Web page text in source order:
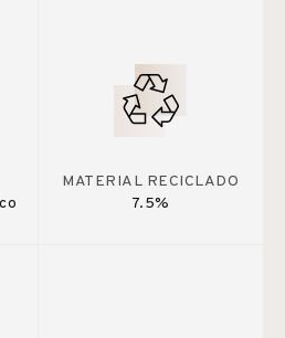
MATERIAL RECICLADO
7.5%